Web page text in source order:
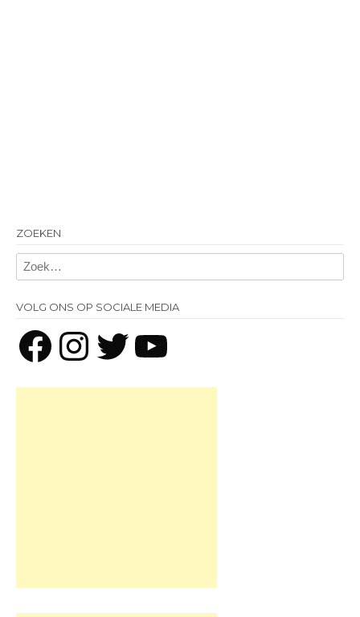
ZOEKEN
VOLG ONS OP SOCIALE MEDIA
FacebookInstagramTwitter YouTube